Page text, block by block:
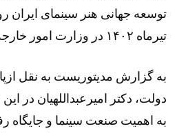
توسعه جهانی هنر سینمای ایران
تیرماه ١۴٠٢ در وزارت امور خارجه تشکیل شد.
به گزارش مدیتوریست به نقل
دولت، دکتر امیرعبداللهیان در
به اهمیت صنعت سینما و جایگاه